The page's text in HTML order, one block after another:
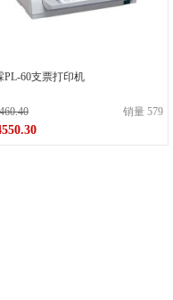
PL-60支票打印机
销量 579